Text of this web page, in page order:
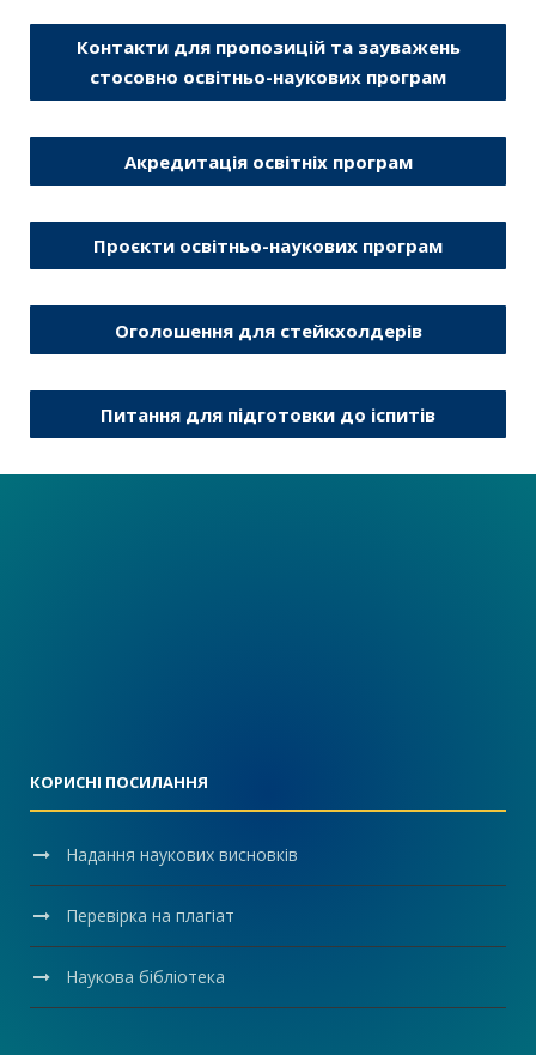
Контакти для пропозицій та зауважень
стосовно освітньо-наукових програм
Акредитація освітніх програм
Проєкти освітньо-наукових програм
Оголошення для стейкхолдерів
Питання для підготовки до іспитів
КОРИСНІ ПОСИЛАННЯ
Надання наукових висновків
Перевірка на плагіат
Наукова бібліотека